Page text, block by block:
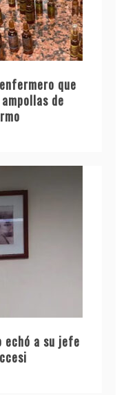
que
de
echó a su jefe